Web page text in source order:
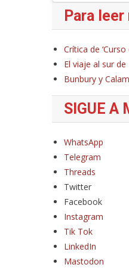
Para leer
Crítica de
El viaje al sur
Bunbury y
SIGUE A
WhatsApp
Telegram
Threads
Twitter
Facebook
Instagram
Tik Tok
LinkedIn
Mastodon